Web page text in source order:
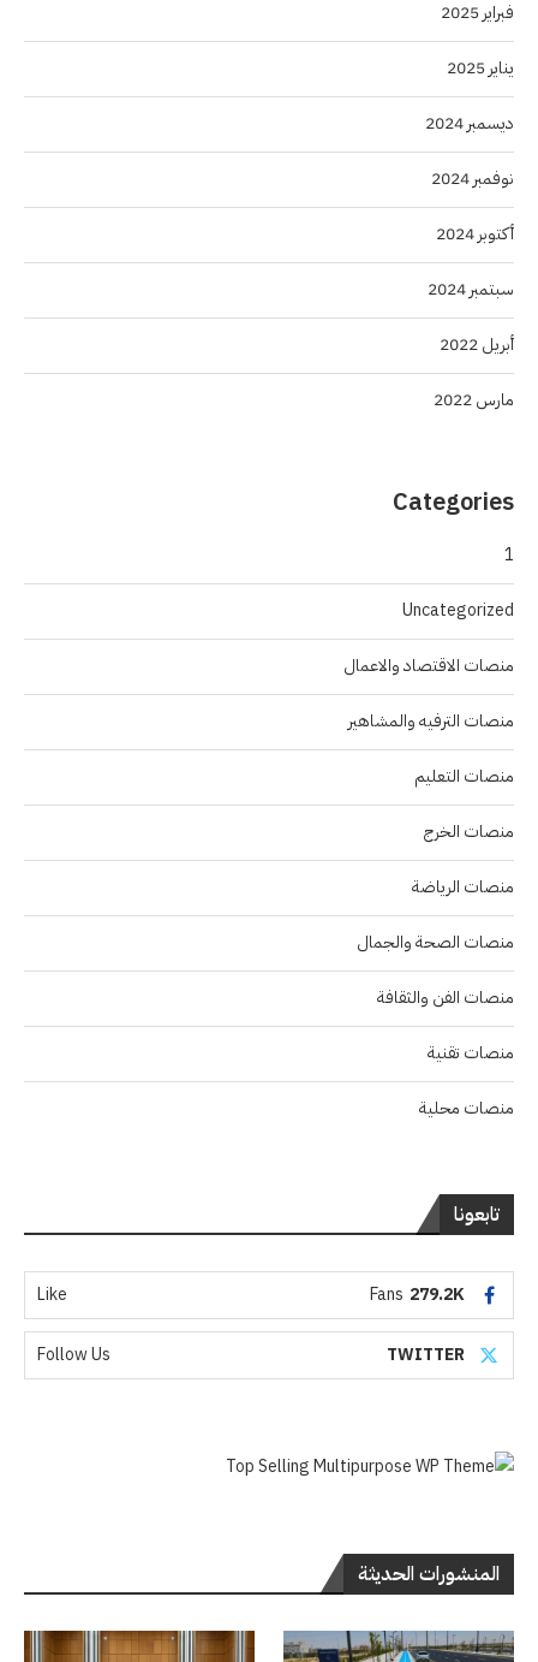
فبراير 2025
يناير 2025
ديسمبر 2024
نوفمبر 2024
أكتوبر 2024
سبتمبر 2024
أبريل 2022
مارس 2022
Categories
1
Uncategorized
منصات الاقتصاد والاعمال
منصات الترفيه والمشاهير
منصات التعليم
منصات الخرج
منصات الرياضة
منصات الصحة والجمال
منصات الفن والثقافة
منصات تقنية
منصات محلية
تابعونا
279.2K
Fans
Like
TWITTER
Follow Us
المنشورات الحديثة